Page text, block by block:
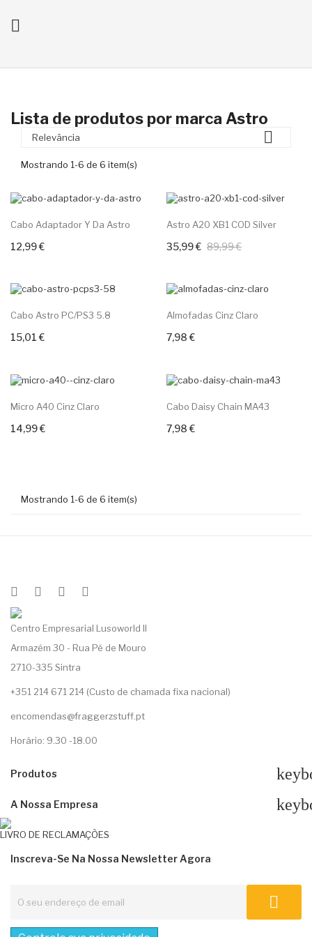

Lista de produtos por marca Astro
Relevância 
Mostrando 1-6 de 6 item(s)
Cabo Adaptador Y Da Astro
12,99 €
Astro A20 XB1 COD Silver
35,99 € 89,99 €
Cabo Astro PC/PS3 5.8
15,01 €
Almofadas Cinz Claro
7,98 €
Micro A40 Cinz Claro
14,99 €
Cabo Daisy Chain MA43
7,98 €
Mostrando 1-6 de 6 item(s)
Centro Empresarial Lusoworld II
Armazém 30 - Rua Pé de Mouro
2710-335 Sintra
+351 214 671 214 (Custo de chamada fixa nacional)
encomendas@fraggerzstuff.pt
Horário: 9.30 -18.00
Produtos
A Nossa Empresa
LIVRO DE RECLAMAÇÕES
Inscreva-Se Na Nossa Newsletter Agora